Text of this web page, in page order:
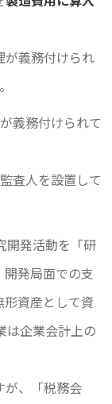
義務付けられ
義務付けられて
査人を設置して
開発活動を「研
発局面での支
資産として資
は企業会計上の
、「税務会